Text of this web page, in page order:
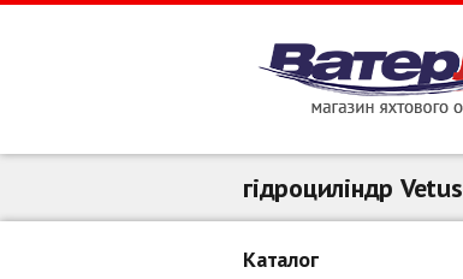
гідроциліндр Vetus
Каталог